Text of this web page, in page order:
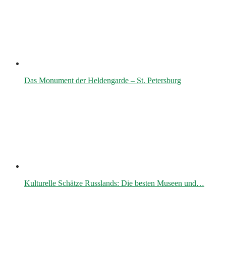
Das Monument der Heldengarde – St. Petersburg
Kulturelle Schätze Russlands: Die besten Museen und…